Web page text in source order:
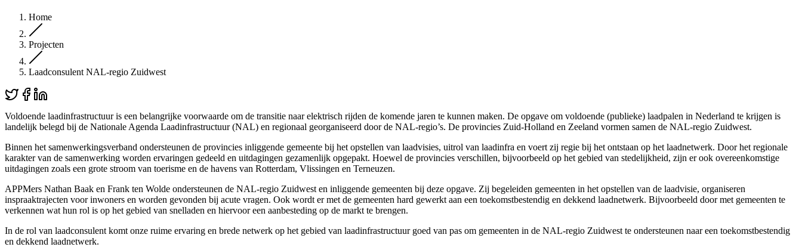
Home
Projecten
Laadconsulent NAL-regio Zuidwest
Voldoende laadinfrastructuur is een belangrijke voorwaarde om de transitie naar elektrisch rijden de komende jaren te kunnen maken. De opgave om voldoende (publieke) laadpalen in Nederland te krijgen is
landelijk belegd bij de Nationale Agenda Laadinfrastructuur (NAL) en regionaal georganiseerd door de NAL-regio’s. De provincies Zuid-Holland en Zeeland vormen samen de NAL-regio Zuidwest.
Binnen het samenwerkingsverband ondersteunen de provincies inliggende gemeente bij het opstellen van laadvisies, uitrol van laadinfra en voert zij regie bij het ontstaan op het laadnetwerk. Door het regionale
karakter van de samenwerking worden ervaringen gedeeld en uitdagingen gezamenlijk opgepakt. Hoewel de provincies verschillen, bijvoorbeeld op het gebied van stedelijkheid, zijn er ook overeenkomstige
uitdagingen zoals een grote stroom van toerisme en de havens van Rotterdam, Vlissingen en Terneuzen.
APPMers Nathan Baak en Frank ten Wolde ondersteunen de NAL-regio Zuidwest en inliggende gemeenten bij deze opgave. Zij begeleiden gemeenten in het opstellen van de laadvisie, organiseren
inspraaktrajecten voor inwoners en worden gevonden bij acute vragen. Ook wordt er met de gemeenten hard gewerkt aan een toekomstbestendig en dekkend laadnetwerk. Bijvoorbeeld door met gemeenten te
verkennen wat hun rol is op het gebied van snelladen en hiervoor een aanbesteding op de markt te brengen.
In de rol van laadconsulent komt onze ruime ervaring en brede netwerk op het gebied van laadinfrastructuur goed van pas om gemeenten in de NAL-regio Zuidwest te ondersteunen naar een toekomstbestendig
en dekkend laadnetwerk.